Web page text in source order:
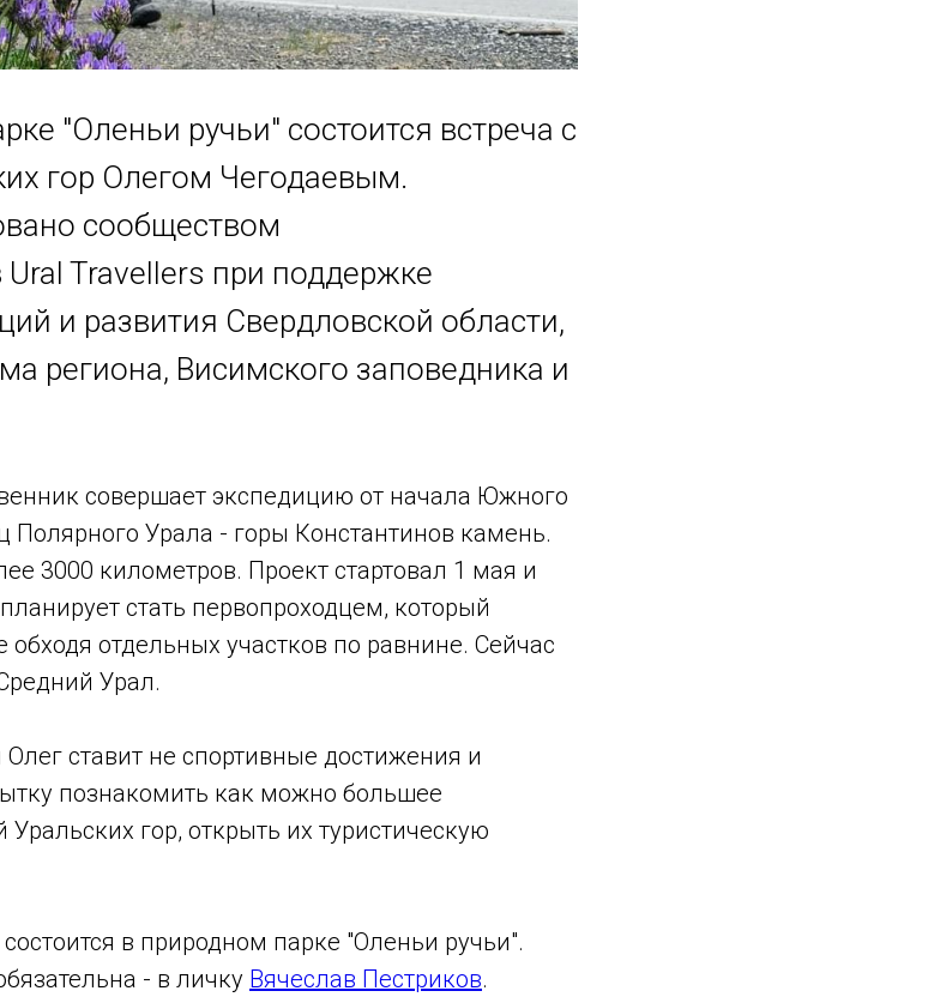
"Оленьи ручьи" состоится встреча с
гор Олегом Чегодаевым.
сообществом
Travellers при поддержке
и развития Свердловской области,
региона, Висимского заповедника и
совершает экспедицию от начала Южного
Полярного Урала - горы Константинов камень.
3000 километров. Проект стартовал 1 мая и
стать первопроходцем, который
обходя отдельных участков по равнине. Сейчас
Урал.
ставит не спортивные достижения и
познакомить как можно большее
гор, открыть их туристическую
в природном парке "Оленьи ручьи".
- в личку Вячеслав Пестриков.